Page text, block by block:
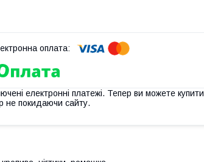
електронні платежі. Тепер ви можете купити
не покидаючи сайту.